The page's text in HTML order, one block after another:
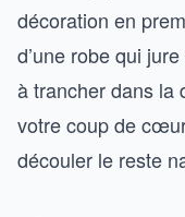
décoration en
d’une robe qui
à trancher dans la
votre coup de
découler le reste